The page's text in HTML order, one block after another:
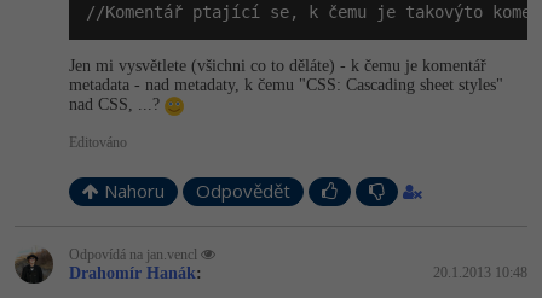
//Komentář ptající se, k čemu je takovýto
Jen mi vysvětlete (všichni co to děláte) - k čemu je komentář
metadata - nad metadaty, k čemu "CSS: Cascading sheet styles"
nad CSS, ...?
Editováno
Nahoru Odpovědět
Odpovídá na jan.vencl
Drahomír Hanák: 20.1.2013 10:48